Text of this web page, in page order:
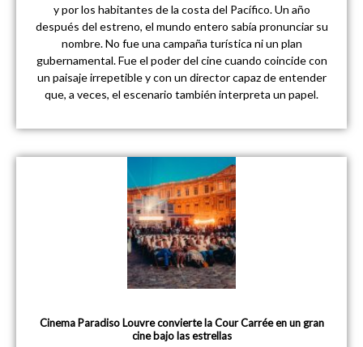
y por los habitantes de la costa del Pacífico. Un año
después del estreno, el mundo entero sabía pronunciar su
nombre. No fue una campaña turística ni un plan
gubernamental. Fue el poder del cine cuando coincide con
un paisaje irrepetible y con un director capaz de entender
que, a veces, el escenario también interpreta un papel.
Cinema Paradiso Louvre convierte la Cour Carrée en un gran
cine bajo las estrellas